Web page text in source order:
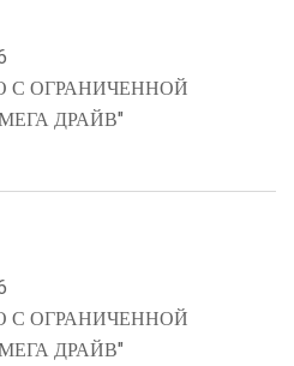
С ОГРАНИЧЕННОЙ
ДРАЙВ"
С ОГРАНИЧЕННОЙ
ДРАЙВ"